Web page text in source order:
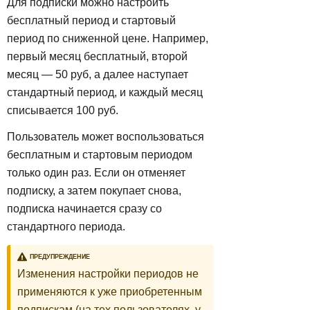
Для подписки можно настроить
бесплатный период и стартовый
период по сниженной цене. Например,
первый месяц бесплатный, второй
месяц — 50 руб, а далее наступает
стандартный период, и каждый месяц
списывается 100 руб.
Пользователь может воспользоваться
бесплатным и стартовым периодом
только один раз. Если он отменяет
подписку, а затем покупает снова,
подписка начинается сразу со
стандартного периода.
ПРЕДУПРЕЖДЕНИЕ
Изменения настройки периодов не
применяются к уже приобретенным